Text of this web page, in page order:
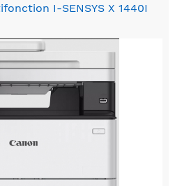
I-SENSYS X 1440I